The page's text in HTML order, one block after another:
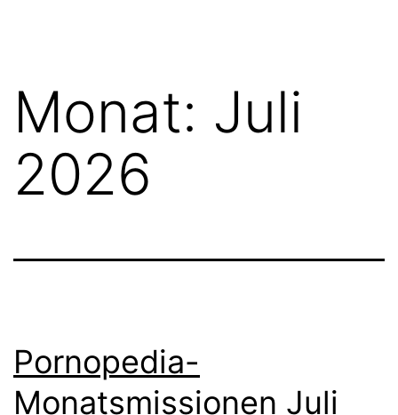
Monat: Juli
2026
Pornopedia-
Monatsmissionen Juli